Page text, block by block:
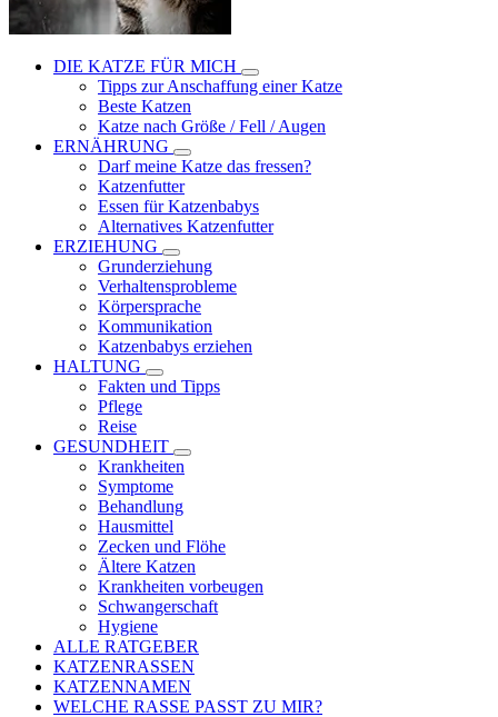
DIE KATZE FÜR MICH
Tipps zur Anschaffung einer Katze
Beste Katzen
Katze nach Größe / Fell / Augen
ERNÄHRUNG
Darf meine Katze das fressen?
Katzenfutter
Essen für Katzenbabys
Alternatives Katzenfutter
ERZIEHUNG
Grunderziehung
Verhaltensprobleme
Körpersprache
Kommunikation
Katzenbabys erziehen
HALTUNG
Fakten und Tipps
Pflege
Reise
GESUNDHEIT
Krankheiten
Symptome
Behandlung
Hausmittel
Zecken und Flöhe
Ältere Katzen
Krankheiten vorbeugen
Schwangerschaft
Hygiene
ALLE RATGEBER
KATZENRASSEN
KATZENNAMEN
WELCHE RASSE PASST ZU MIR?